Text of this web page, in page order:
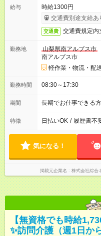
給与
時給1300円
交通費別途支給あ
交通費 交通費規定内
勤務地
山梨県南アルプス市
南アルプス市
軽作業・物流・配
勤務時間 08:30～17:30
期間 長期でお仕事できる
特徴 日払いOK / 履歴書不
気になる！
掲載元企業名 株式会社綜合
【無資格でも時給
✨訪問介護（週1日か